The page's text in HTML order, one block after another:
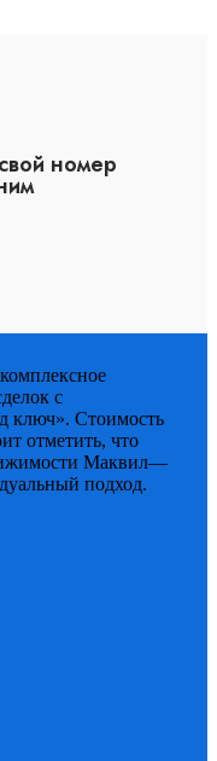
номер
с
ключ». Стоимость
отметить, что
Маквил—
подход.